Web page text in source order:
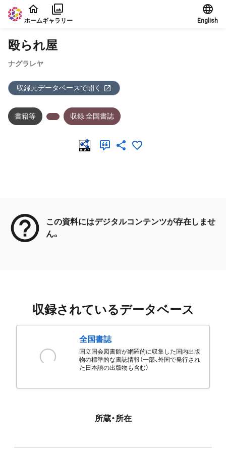
本文に飛ぶ
ホームギャラリー English
殴られ屋
ナグラレヤ
収録元データベースで開く
書籍等 収録:全国書誌
この資料にはデジタルコンテンツが存在しませ
ん。
収録されているデータベース
全国書誌
国立国会図書館が網羅的に収集した国内出版
物の標準的な書誌情報（一部、外国で発行され
た日本語の出版物も含む）
所蔵・所在